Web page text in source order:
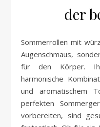
der
Sommerrollen mit
Augenschmaus,
für den Körper.
harmonische
und aromatischem
perfekten
vorbereiten, sind